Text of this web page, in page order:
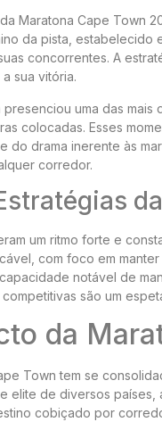
Maratona Cape Town
da pista, estabelecido
concorrentes. A
sua vitória.
presenciou uma das
colocadas. Esses
do drama inerente às
corredor.
um ritmo forte e
com foco em
notável de
competitivas são um
da
Town tem se
elite de diversos
cobiçado por